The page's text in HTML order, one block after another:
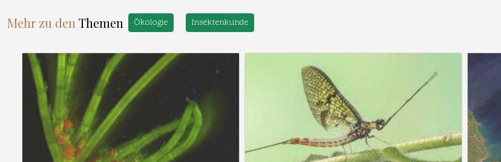
Mehr zu den Themen Ökologie Insektenkunde